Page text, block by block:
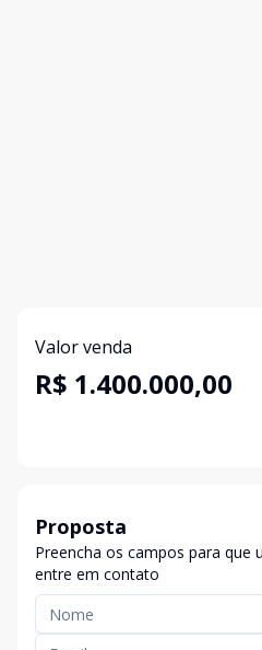
Valor venda
R$ 1.400.000,00
Proposta
Preencha os campos para que
entre em contato